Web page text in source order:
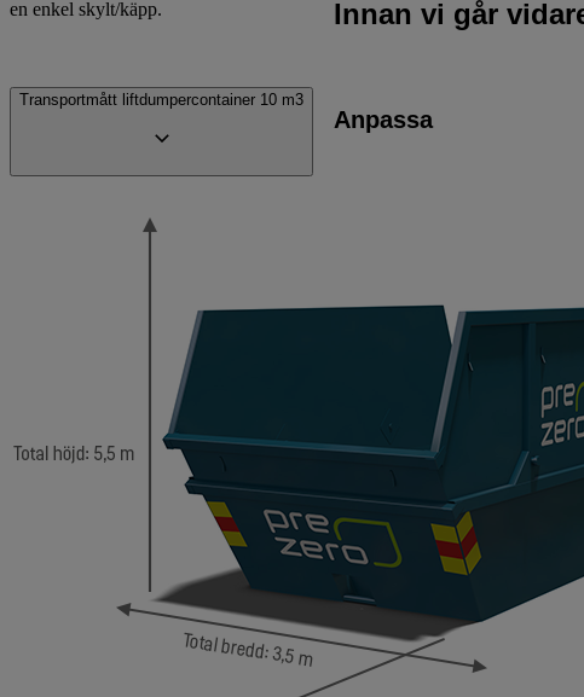
Innan vi går
Anpassa
en enkel skylt/käpp.
Transportmått liftdumpercontainer 10 m3